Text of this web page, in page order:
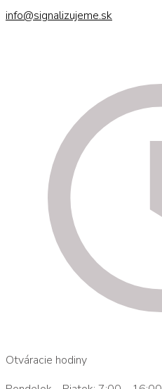
info@signalizujeme.sk
Otváracie hodiny